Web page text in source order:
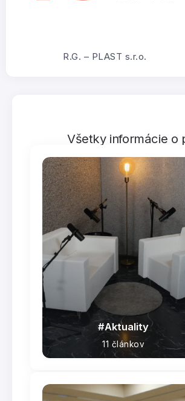
R.G. – PLAST s.r.o.
Všetky informácie o
Aktuality
11 článkov